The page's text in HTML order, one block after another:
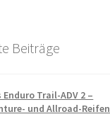
Beiträge
Enduro Trail-ADV 2 –
und Allroad-Reifen